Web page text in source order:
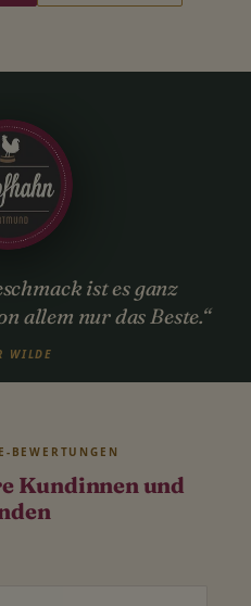
ist es ganz
allem nur das Beste.“
WILDE
Kundinnen und
BEWERTUNGEN